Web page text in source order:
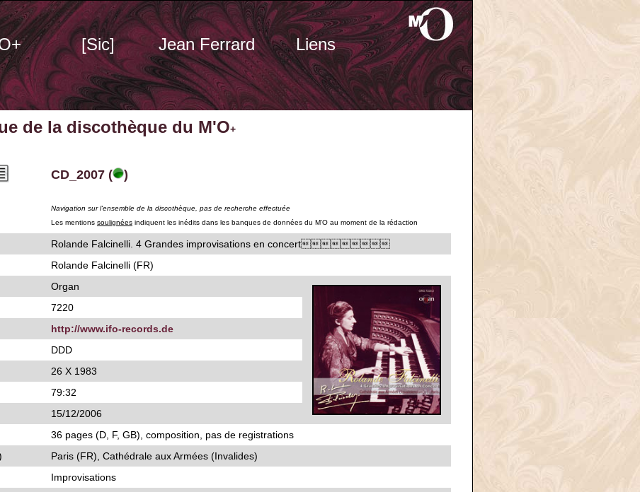
[Sic] Jean Ferrard Liens
de la discothèque du M'O+
CD_2007 ( )
Navigation sur l'ensemble de la discothèque, pas de recherche effectuée
Les mentions soulignées indiquent les inédits dans les banques de données du M'O au moment de la rédaction
Rolande Falcinelli. 4 Grandes improvisations en concert
Rolande Falcinelli (FR)
Organ
7220
http://www.ifo-records.de
DDD
26 X 1983
79:32
15/12/2006
36 pages (D, F, GB), composition, pas de registrations
Paris (FR), Cathédrale aux Armées (Invalides)
Improvisations